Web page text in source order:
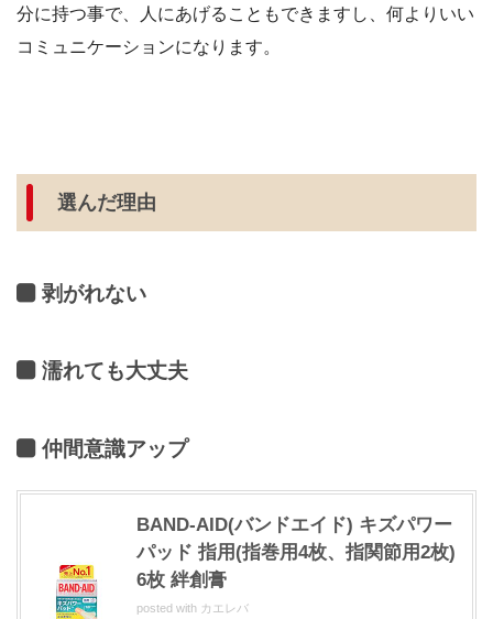
分に持つ事で、人にあげることもできますし、何よりいい
コミュニケーションになります。
選んだ理由
剥がれない
濡れても大丈夫
仲間意識アップ
BAND-AID(バンドエイド) キズパワー
パッド 指用(指巻用4枚、指関節用2枚)
6枚 絆創膏
posted with カエレバ